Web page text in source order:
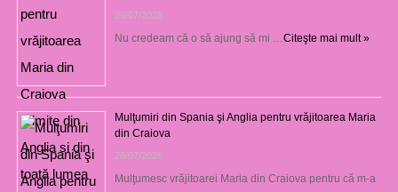
29/07/2026
Nu credeam că o să ajung să mi … Citeşte mai mult »
Mulţumiri din Spania şi Anglia pentru vrăjitoarea Maria
din Craiova
28/07/2026
Mulţumesc vrăjitoarei Maria din Craiova pentru că m-a